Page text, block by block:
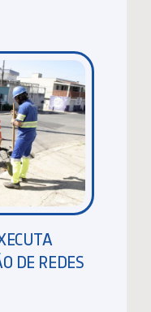
DE REDES